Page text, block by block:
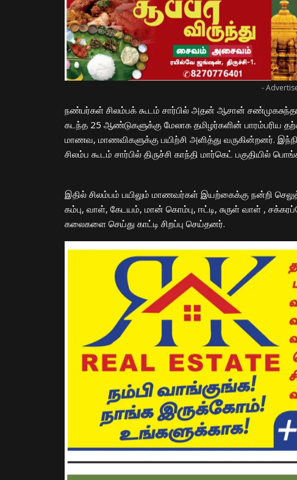
-
நண்பர்கள் சிலம்பக் கூடம் சார்பில் அதன் ஆசான்
கடந்த 25 ஆண்டுகளுக்கு மேலாக தமிழர்களின் பாரம்பரிய
மாணவ, மாணவிகளுக்கு பயிற்சி அளித்து வருகின்றனர்.
சிலம்ப கூடம் சார்பில் திருச்சி காந்தி மார்கெட் பகுதியில்
இதில் சிலம்பம் பயிலும் மாணவர்கள் இயற்கைக்கு நன்றி
கம்பு, வாள், கேடயம், மான் கொம்பு, ஈட்டி, சுருள் வாள் ,
கலைகளை செய்து காட்டி சிறப்பு செய்தனர்.